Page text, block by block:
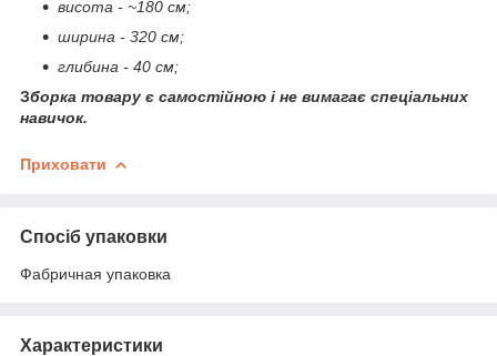
висота - ~180 см;
ширина - 320 см;
глибина - 40 см;
Зборка товару є самостійною і не вимагає спеціальних
навичок.
Приховати
Спосіб упаковки
Фабричная упаковка
Характеристики